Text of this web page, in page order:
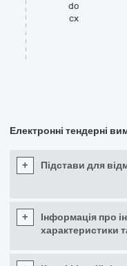
do
cx
Електронні тендерні
+ Підстави для
+
Інформація про
характеристики